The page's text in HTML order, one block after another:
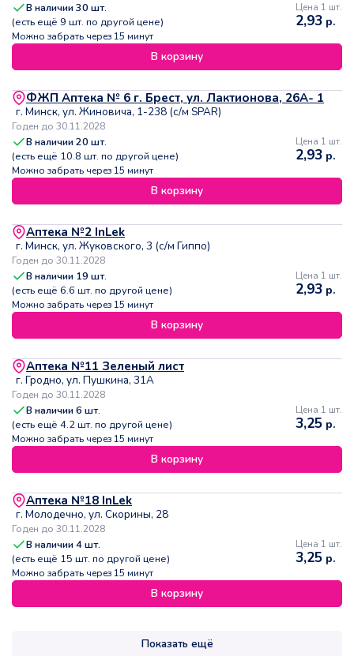
В наличии30 шт.
(есть ещё 9 шт. по другой цене)
Можно забрать через 15 минут
Цена 1 шт.
2,93 р.
В корзину
ФЖП Аптека № 6 г. Брест, ул. Лактионова, 26А- 1
г. Минск, ул. Жиновича, 1-238 (с/м SPAR)
Годен до 30.11.2028
В наличии20 шт.
(есть ещё 10.8 шт. по другой цене)
Можно забрать через 15 минут
Цена 1 шт.
2,93 р.
В корзину
Аптека №2 InLek
г. Минск, ул. Жуковского, 3 (с/м Гиппо)
Годен до 30.11.2028
В наличии 19 шт.
(есть ещё 6.6 шт. по другой цене)
Можно забрать через 15 минут
Цена 1 шт.
2,93 р.
В корзину
Аптека №11 Зеленый лист
г. Гродно, ул. Пушкина, 31А
Годен до 30.11.2028
В наличии6 шт.
(есть ещё 4.2шт. по другой цене)
Можно забрать через 15 минут
Цена 1 шт.
3,25 р.
В корзину
Аптека №18 InLek
г. Молодечно, ул. Скорины, 28
Годен до 30.11.2028
В наличии4шт.
(есть ещё 15 шт. по другой цене)
Можно забрать через 15 минут
Цена 1 шт.
3,25 р.
В корзину
Показать ещё